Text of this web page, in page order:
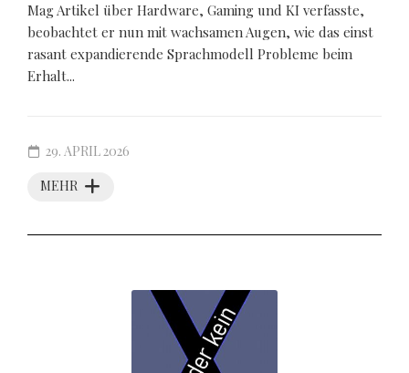
Mag Artikel über Hardware, Gaming und KI verfasste,
beobachtet er nun mit wachsamen Augen, wie das einst
rasant expandierende Sprachmodell Probleme beim
Erhalt...
MEHR
29. APRIL 2026